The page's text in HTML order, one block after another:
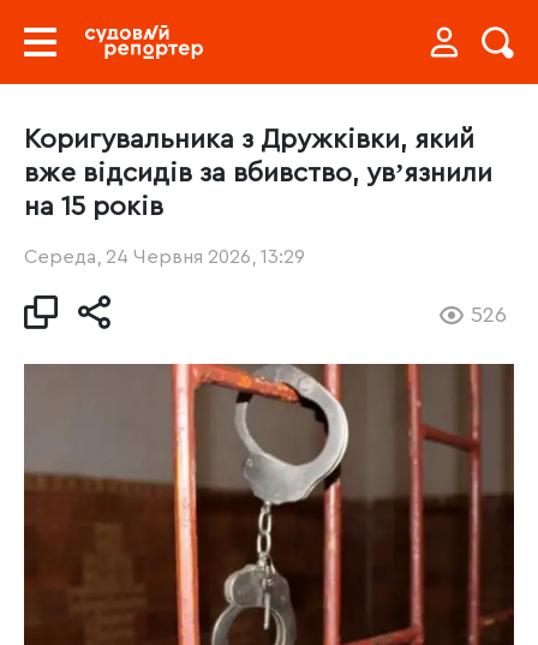
Коригувальника з Дружківки, який
вже відсидів за вбивство, увʼязнили
на 15 років
Середа, 24 Червня 2026, 13:29
526